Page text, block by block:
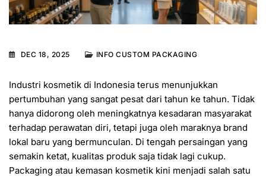
DEC 18, 2025 INFO CUSTOM PACKAGING
Industri kosmetik di Indonesia terus menunjukkan
pertumbuhan yang sangat pesat dari tahun ke tahun. Tidak
hanya didorong oleh meningkatnya kesadaran masyarakat
terhadap perawatan diri, tetapi juga oleh maraknya brand
lokal baru yang bermunculan. Di tengah persaingan yang
semakin ketat, kualitas produk saja tidak lagi cukup.
Packaging atau kemasan kosmetik kini menjadi salah satu